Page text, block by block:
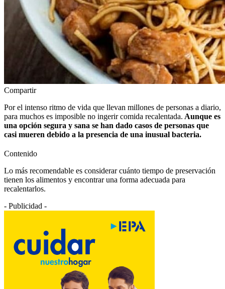
Compartir
Por el intenso ritmo de vida que llevan millones de personas a diario,
para muchos es imposible no ingerir comida recalentada. Aunque es
una opción segura y sana se han dado casos de personas que
casi mueren debido a la presencia de una inusual bacteria.
Contenido
Lo más recomendable es considerar cuánto tiempo de preservación
tienen los alimentos y encontrar una forma adecuada para
recalentarlos.
- Publicidad -